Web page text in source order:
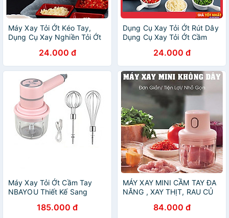
Máy Xay Tỏi Ớt Kéo Tay,
Dụng Cụ Xay Nghiền Tỏi Ớt
24.000 đ
Dụng Cụ Xay Tỏi Ớt Rút Dây
Dụng Cụ Xay Tỏi Ớt Cầm
24.000 đ
Máy Xay Tỏi Ớt Cầm Tay
NBAYOU Thiết Kế Sang
185.000 đ
MÁY XAY MINI CẦM TAY ĐA
NĂNG , XAY THỊT, RAU CỦ
250ML CÓ SẠC ĐIỆN
84.000 đ